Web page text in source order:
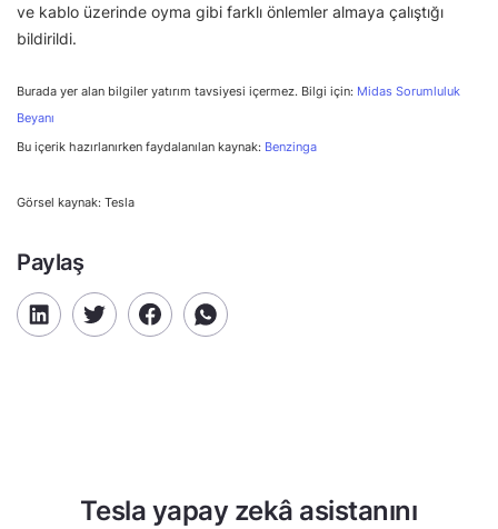
ve kablo üzerinde oyma gibi farklı önlemler almaya çalıştığı
bildirildi.
Burada yer alan bilgiler yatırım tavsiyesi içermez. Bilgi için: Midas Sorumluluk
Beyanı
Bu içerik hazırlanırken faydalanılan kaynak: Benzinga
Görsel kaynak: Tesla
Paylaş
Tesla yapay zekâ asistanını